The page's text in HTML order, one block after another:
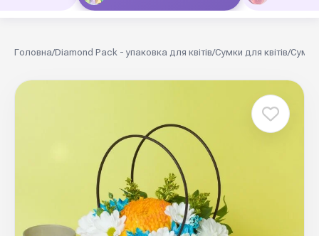
Головна/Diamond Pack - упаковка для квітів/Сумки для квітів/Сумки